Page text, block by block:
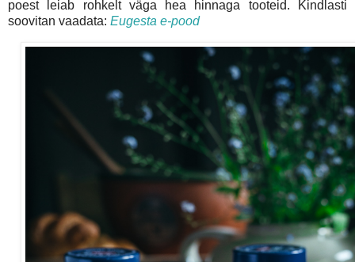
poest leiab rohkelt väga hea hinnaga tooteid. Kindlasti
soovitan vaadata: Eugesta e-pood